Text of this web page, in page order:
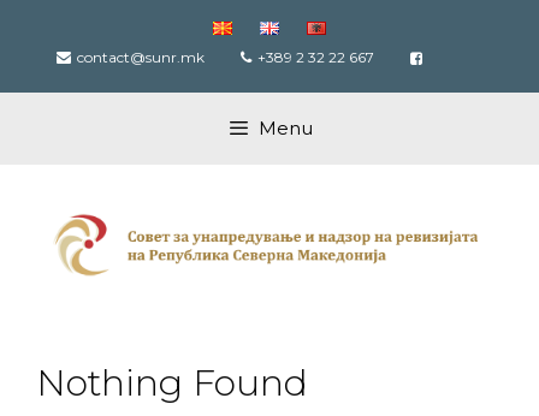
content contact@sunr.mk +389 2 32 22 667
Menu
Nothing Found